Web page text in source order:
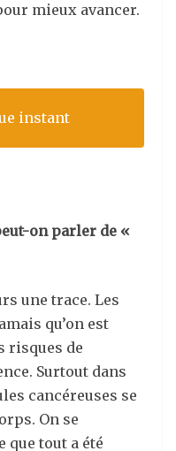
mieux avancer.
instant
on parler de «
une trace. Les
qu’on est
risques de
Surtout dans
cancéreuses se
On se
que tout a été